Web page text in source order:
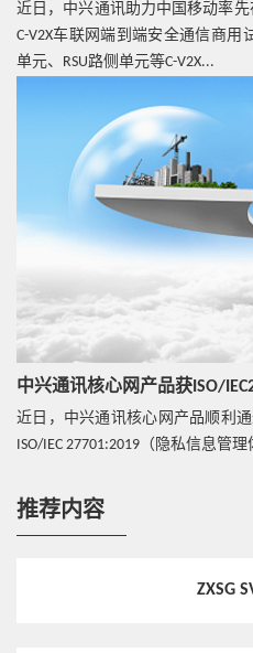
近日，中兴通讯助力中国移动率
C-V2X车联网端到端安全通信商用
单元、RSU路侧单元等C-V2X...
近日，中兴通讯核心网产品顺利
ISO/IEC 27701:2019（隐私信息管
推荐内容
ZXSG